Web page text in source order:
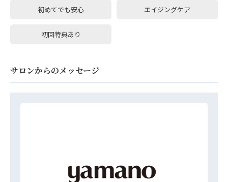
初めてでも安心 エイジングケア
初回特典あり
サロンからのメッセージ